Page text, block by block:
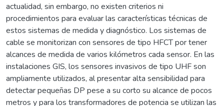
actualidad, sin embargo, no existen criterios ni
procedimientos para evaluar las características técnicas de
estos sistemas de medida y diagnóstico. Los sistemas de
cable se monitorizan con sensores de tipo HFCT por tener
alcances de medida de varios kilómetros cada sensor. En las
instalaciones GIS, los sensores invasivos de tipo UHF son
ampliamente utilizados, al presentar alta sensibilidad para
detectar pequeñas DP pese a su corto su alcance de pocos
metros y para los transformadores de potencia se utilizan las